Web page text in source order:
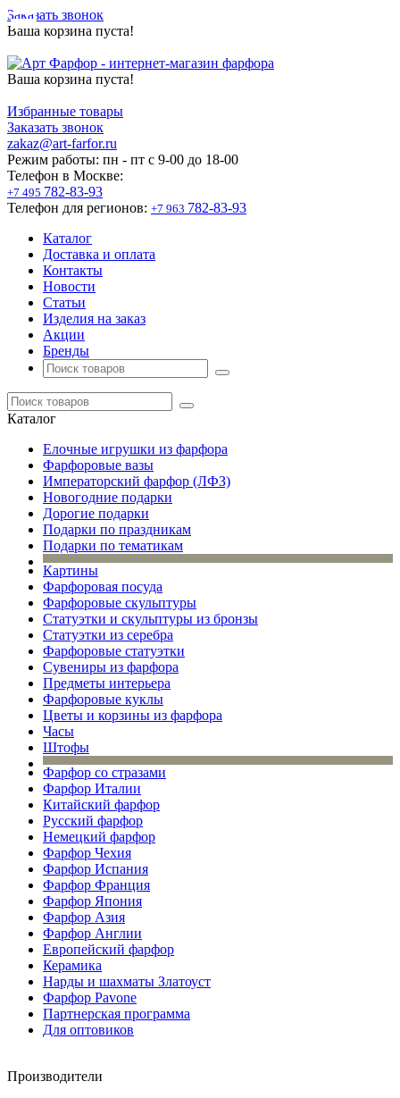
Заказать звонок
Ваша корзина пуста!
Ваша корзина пуста!
Избранные товары
Заказать звонок
zakaz@art-farfor.ru
Режим работы: пн - пт c 9-00 до 18-00
Телефон в Москве:
+7 495 782-83-93
Телефон для регионов: +7 963 782-83-93
Каталог
Доставка и оплата
Контакты
Новости
Статьи
Изделия на заказ
Акции
Бренды
Каталог
Елочные игрушки из фарфора
Фарфоровые вазы
Императорский фарфор (ЛФЗ)
Новогодние подарки
Дорогие подарки
Подарки по праздникам
Подарки по тематикам
Картины
Фарфоровая посуда
Фарфоровые скульптуры
Статуэтки и скульптуры из бронзы
Статуэтки из серебра
Фарфоровые статуэтки
Сувениры из фарфора
Предметы интерьера
Фарфоровые куклы
Цветы и корзины из фарфора
Часы
Штофы
Фарфор со стразами
Фарфор Италии
Китайский фарфор
Русский фарфор
Немецкий фарфор
Фарфор Чехия
Фарфор Испания
Фарфор Франция
Фарфор Япония
Фарфор Азия
Фарфор Англии
Европейский фарфор
Керамика
Нарды и шахматы Златоуст
Фарфор Pavone
Партнерская программа
Для оптовиков
Производители